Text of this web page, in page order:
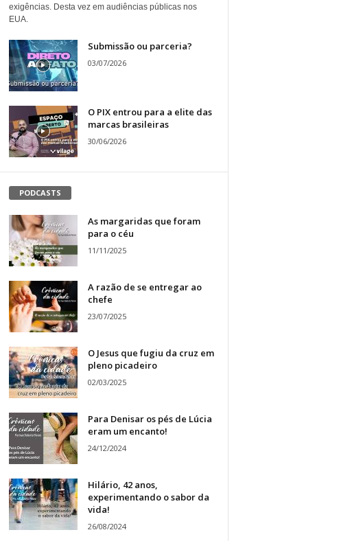
exigências. Desta vez em audiências públicas nos
EUA.
Submissão ou parceria?
03/07/2026
O PIX entrou para a elite das
marcas brasileiras
30/06/2026
PODCASTS
As margaridas que foram
para o céu
11/11/2025
A razão de se entregar ao
chefe
23/07/2025
O Jesus que fugiu da cruz em
pleno picadeiro
02/03/2025
Para Denisar os pés de Lúcia
eram um encanto!
24/12/2024
Hilário, 42 anos,
experimentando o sabor da
vida!
26/08/2024